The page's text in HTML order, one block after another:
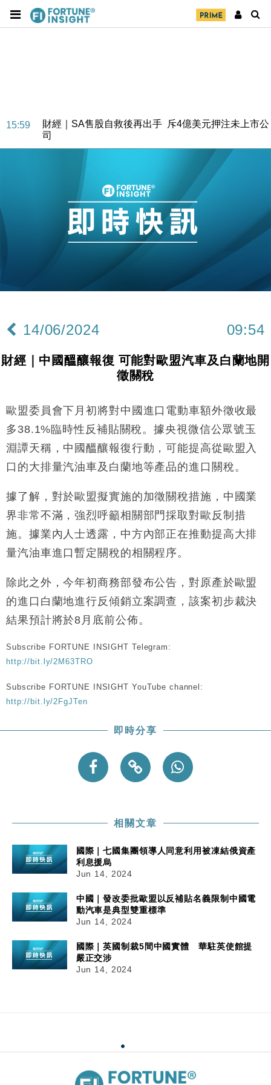
15:59
財經｜SA售股自救後再出手 斥4億美元押注未上市公
司
財經｜精星香港夥菜鳥拓全球智慧倉儲市場 加快海外
地產｜大酒店中期轉賺2300萬元 斥21億翻新香港及
國際｜特朗普赴洛杉磯高球場活動前 男子攜槍彈被捕
12:30
財經｜香港7月PMI回落至51 企業擴張放慢兼縮減人
財經｜黑石傳再籌逾360億美元 支援Anthropic租用
18:15
本地｜新世界K11 9月升級會員制度 增鉑金卡級別鎖
17:40
財經｜本港6月零售額連升14個月 珠寶鐘錶銷售升勢
50%
15:59
財經｜SA售股自救後再出手 斥4億美元押注未上市公
財經｜精星香港夥菜鳥拓全球智慧倉儲市場 加快海外
市場落地
東京半島
13:12
國際｜特朗普赴洛杉磯高球場活動前 男子攜槍彈被捕
12:30
財經｜香港7月PMI回落至51 企業擴張放慢兼縮減人
手
11:40
財經｜黑石傳再籌逾360億美元 支援Anthropic租用
Google晶片
10:57
財經｜美商務部擬擴大金屬關稅範圍 14類產品或加徵
25%
定高消費客群
財經｜本港6月零售額連升14個月 珠寶鐘錶銷售升勢
16:33
財經｜滙控重啟最多10億美元回購 派息比率目標維持
14/06/2024 09:54
財經｜中國醞釀報復 可能對歐盟汽車及白蘭地開
徵關稅
歐盟委員會下月初將對中國進口電動車額外徵收最
多38.1%臨時性反補貼關稅。據央視微信公眾號玉
淵譚天稱，中國醞釀報復行動，可能提高從歐盟入
口的大排量汽油車及白蘭地等產品的進口關稅。
據了解，對於歐盟擬實施的加徵關稅措施，中國業
界非常不滿，強烈呼籲相關部門採取對歐反制措
施。據業內人士透露，中方內部正在推動提高大排
量汽油車進口暫定關稅的相關程序。
除此之外，今年初商務部發布公告，對原產於歐盟
的進口白蘭地進行反傾銷立案調查，該案初步裁決
結果預計將於8月底前公佈。
Subscribe FORTUNE INSIGHT Telegram:
http://bit.ly/2M63TRO
Subscribe FORTUNE INSIGHT YouTube channel:
http://bit.ly/2FgJTen
即時分享
相關文章
國際｜七國集團領導人同意利用被凍結俄資產
利息援烏
Jun 14, 2024
中國｜發改委批歐盟以反補貼名義限制中國電
動汽車是典型雙重標準
Jun 14, 2024
國際｜英國制裁5間中國實體 華駐英使館提
嚴正交涉
Jun 14, 2024